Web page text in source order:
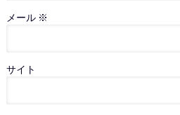
メール ※
サイト